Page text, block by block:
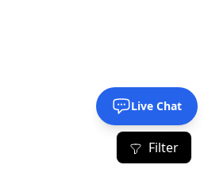
Filter
Live Chat